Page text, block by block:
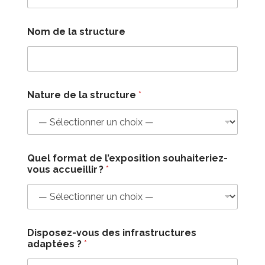
Nom de la structure
Nature de la structure *
Quel format de l’exposition souhaiteriez-
vous accueillir ? *
a
i
n
Disposez-vous des infrastructures
adaptées ?​ *